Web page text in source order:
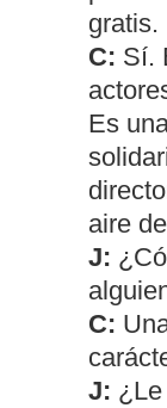
gratis.
C: Sí.
Es
aire
J:
C:
J: